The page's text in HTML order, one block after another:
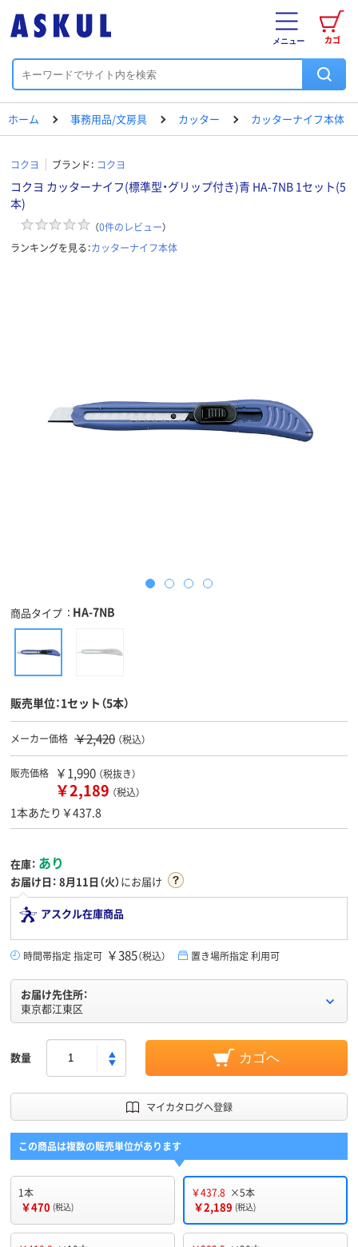
カゴ
メニュー
ホーム 事務用品/文房具 カッター カッターナイフ本体
コクヨ ブランド： コクヨ
コクヨ カッターナイフ(標準型・グリップ付き)青 HA-7NB 1セット(5
本)
（0件のレビュー）
ランキングを見る：カッターナイフ本体
商品タイプ HA-7NB
販売単位：1セット（5本）
メーカー価格 ￥2,420 （税込）
販売価格 ￥1,990 （税抜き）
￥2,189 （税込）
1本あたり￥437.8
在庫： あり
お届け日： 8月11日（火）にお届け
アスクル在庫商品
時間帯指定 指定可 ￥385（税込） 置き場所指定 利用可
お届け先住所：
東京都江東区
数量 カゴへ
マイカタログへ登録
この商品は複数の販売単位があります
1本
￥470 (税込)
￥437.8 ×5本
￥2,189 (税込)